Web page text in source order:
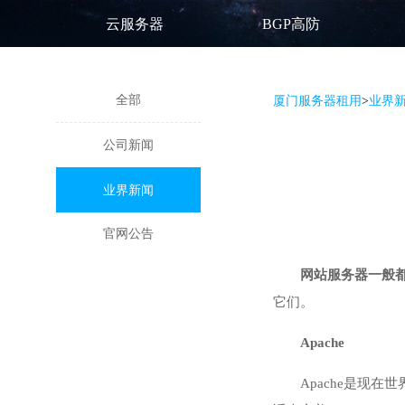
云服务器 BGP高防
全部
公司新闻
业界新闻
官网公告
厦门服务器租用>业界
网站服务器一般
它们。
Apache
Apache是现在